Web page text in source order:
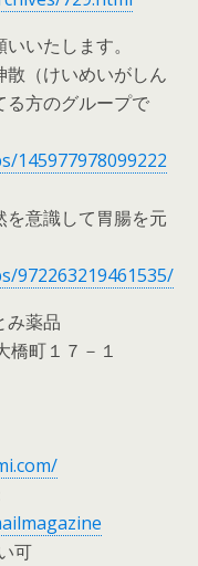
いたします。
（けいめいがしん
る方のグループで
145977978099222
意識して胃腸を元
972263219461535/
み薬品
橋町１７－１
可